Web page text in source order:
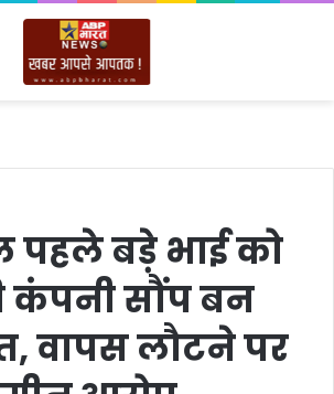
पहले बड़े भाई को
कंपनी सौंप बन
वापस लौटने पर